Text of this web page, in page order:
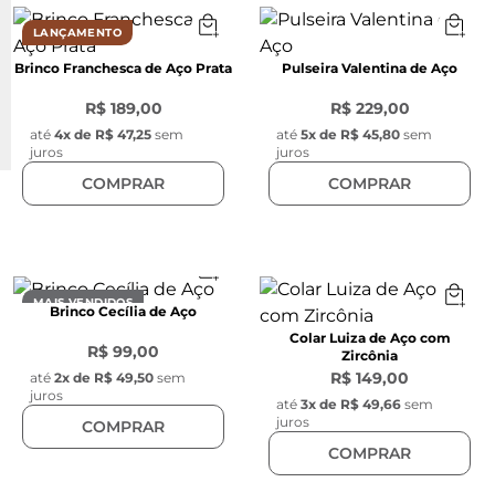
LANÇAMENTO
Brinco Franchesca de Aço Prata
R$ 189,00
até 4x de R$ 47,25 sem
juros
COMPRAR
Pulseira Valentina de Aço
R$ 229,00
até 5x de R$ 45,80 sem
juros
COMPRAR
MAIS VENDIDOS
Brinco Cecília de Aço
R$ 99,00
até 2x de R$ 49,50 sem
juros
COMPRAR
Colar Luiza de Aço com
Zircônia
R$ 149,00
até 3x de R$ 49,66 sem
juros
COMPRAR